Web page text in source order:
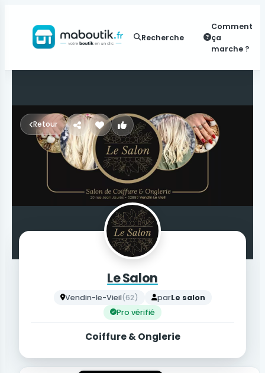
Recherche
Comment
ça
marche ?
Retour
Le Salon
Vendin-le-Vieil(62) parLe salon
Pro vérifié
Coiffure & Onglerie